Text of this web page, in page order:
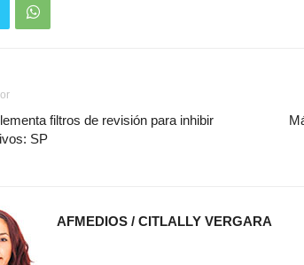
filtros de revisión para inhibir
SP
AFMEDIOS / CITLALLY VERGARA